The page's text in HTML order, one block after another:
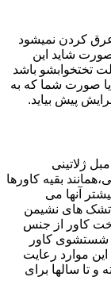
عرق کردن نمیشود
شاید این
تختخوابشو باشد
یا صورت شما که به
پیش بیاید.
ژلاتینی
بقیه کاورها
آنها می
تشک های نشیمن
کاور از جنس
شستشوی کاور
موارد رعایت
و تا سالها برای